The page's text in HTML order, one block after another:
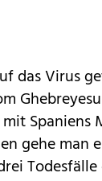
das Virus
gehe